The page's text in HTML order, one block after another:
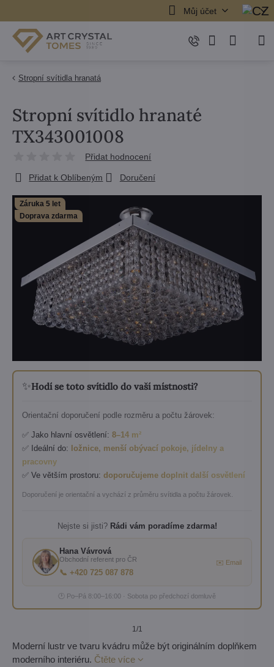
Můj účet
Stropní svítidla hranatá
Záruka 5 let
Doprava zdarma
✨Hodí se toto svítidlo do vaší místnosti?
Orientační doporučení podle rozměru a počtu žárovek:
✅ Jako hlavní osvětlení: 8–14 m²
✅ Ideální do: ložnice, menší obývací pokoje, jídelny a
pracovny
✅ Ve větším prostoru: doporučujeme doplnit další osvětlení
Doporučení je orientační a vychází z průměru svítidla a počtu žárovek.
Nejste si jisti? Rádi vám poradíme zdarma!
Hana Vávrová
Obchodní referent pro ČR
📞 +420 725 087 878
✉️ Email
🕐 Po–Pá 8:00–16:00 · Sobota po předchozí domluvě
1/1
Stropní svítidlo hranaté
TX343001008
Přidat hodnocení
Přidat k Oblíbeným Doručení
Moderní lustr ve tvaru kvádru může být originálním doplňkem
moderního interiéru. Čtěte více